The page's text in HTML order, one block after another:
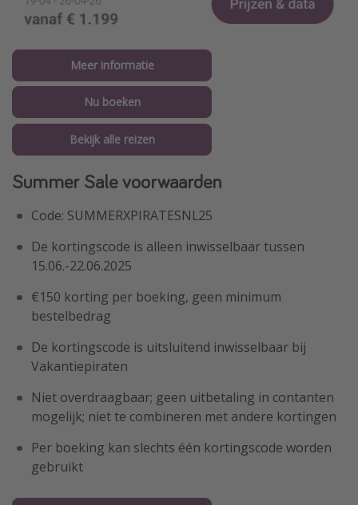
Meer informatie
Nu boeken
Bekijk alle reizen
Summer Sale voorwaarden
Code: SUMMERXPIRATESNL25
De kortingscode is alleen inwisselbaar tussen
15.06.-22.06.2025
€150 korting per boeking, geen minimum
bestelbedrag
De kortingscode is uitsluitend inwisselbaar bij
Vakantiepiraten
Niet overdraagbaar; geen uitbetaling in contanten
mogelijk; niet te combineren met andere kortingen
Per boeking kan slechts één kortingscode worden
gebruikt